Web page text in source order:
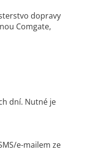
dopravy
Comgate,
dní. Nutné je
e-mailem ze